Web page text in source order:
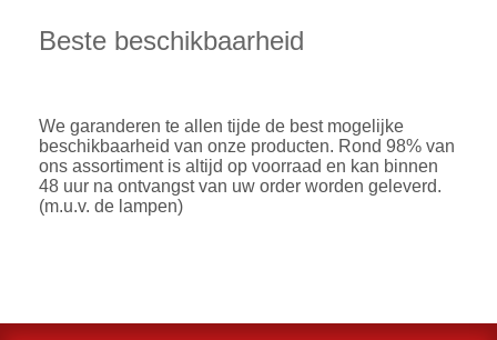
Beste beschikbaarheid
We garanderen te allen tijde de best mogelijke
beschikbaarheid van onze producten. Rond 98% van
ons assortiment is altijd op voorraad en kan binnen
48 uur na ontvangst van uw order worden geleverd.
(m.u.v. de lampen)